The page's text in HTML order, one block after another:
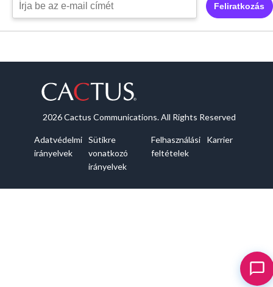
Feliratkozás
2026 Cactus Communications. All Rights Reserved
Adatvédelmi
irányelvek
Sütikre
vonatkozó
irányelvek
Felhasználási
feltételek
Karrier